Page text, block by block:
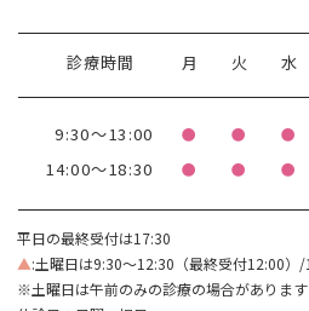
診療時間 月 火 水
9:30～13:00 ● ● ●
14:00～18:30 ● ● ●
平日の最終受付は17:30
▲:土曜日は9:30～12:30（最終受付12:00）/
※土曜日は午前のみの診療の場合があります